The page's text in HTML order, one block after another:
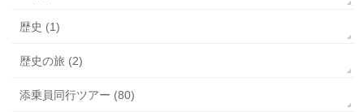
歴史 (1)
歴史の旅 (2)
添乗員同行ツアー (80)